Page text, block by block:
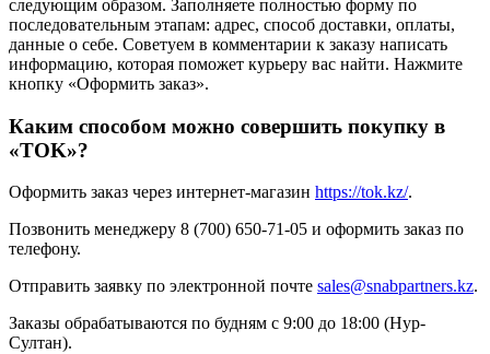
следующим образом. Заполняете полностью форму по
последовательным этапам: адрес, способ доставки, оплаты,
данные о себе. Советуем в комментарии к заказу написать
информацию, которая поможет курьеру вас найти. Нажмите
кнопку «Оформить заказ».
Каким способом можно совершить покупку в
«TOK»?
Оформить заказ через интернет-магазин https://tok.kz/.
Позвонить менеджеру 8 (700) 650-71-05 и оформить заказ по
телефону.
Отправить заявку по электронной почте sales@snabpartners.kz.
Заказы обрабатываются по будням с 9:00 до 18:00 (Нур-
Султан).